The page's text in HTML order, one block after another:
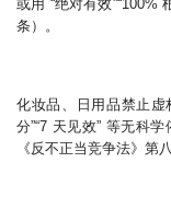
或用 “绝对有效”“100%
条）。
化妆品、日用品禁止虚
分”“7 天见效” 等无科
《反不正当竞争法》第